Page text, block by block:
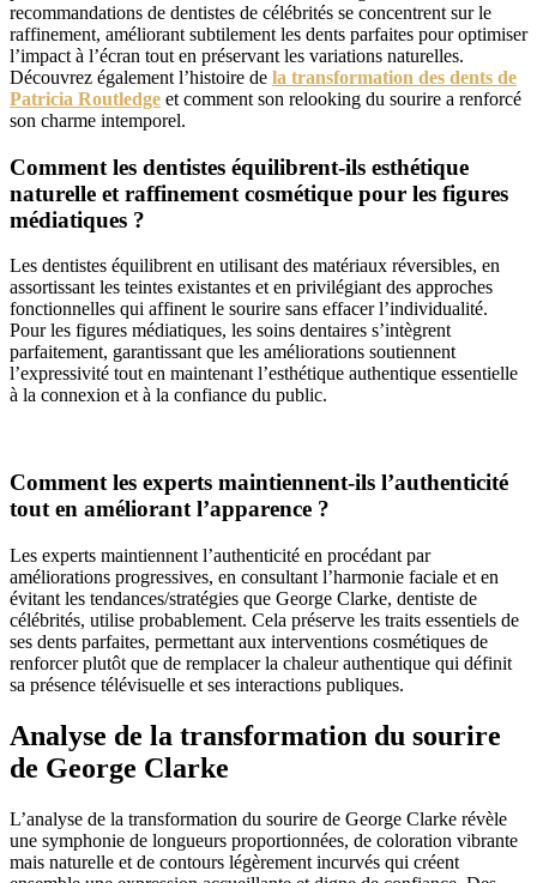
recommandations de dentistes de célébrités se concentrent sur le
raffinement, améliorant subtilement les dents parfaites pour optimiser
l’impact à l’écran tout en préservant les variations naturelles.
Découvrez également l’histoire de la transformation des dents de
Patricia Routledge et comment son relooking du sourire a renforcé
son charme intemporel.
Comment les dentistes équilibrent-ils esthétique
naturelle et raffinement cosmétique pour les figures
médiatiques ?
Les dentistes équilibrent en utilisant des matériaux réversibles, en
assortissant les teintes existantes et en privilégiant des approches
fonctionnelles qui affinent le sourire sans effacer l’individualité.
Pour les figures médiatiques, les soins dentaires s’intègrent
parfaitement, garantissant que les améliorations soutiennent
l’expressivité tout en maintenant l’esthétique authentique essentielle
à la connexion et à la confiance du public.
Comment les experts maintiennent-ils l’authenticité
tout en améliorant l’apparence ?
Les experts maintiennent l’authenticité en procédant par
améliorations progressives, en consultant l’harmonie faciale et en
évitant les tendances/stratégies que George Clarke, dentiste de
célébrités, utilise probablement. Cela préserve les traits essentiels de
ses dents parfaites, permettant aux interventions cosmétiques de
renforcer plutôt que de remplacer la chaleur authentique qui définit
sa présence télévisuelle et ses interactions publiques.
Analyse de la transformation du sourire
de George Clarke
L’analyse de la transformation du sourire de George Clarke révèle
une symphonie de longueurs proportionnées, de coloration vibrante
mais naturelle et de contours légèrement incurvés qui créent